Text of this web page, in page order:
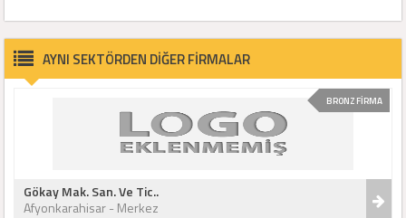
AYNI SEKTÖRDEN DİĞER FİRMALAR
BRONZ FİRMA
Gökay Mak. San. Ve Tic..
Afyonkarahisar - Merkez